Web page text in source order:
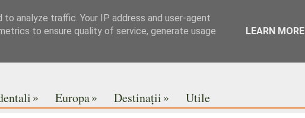
» Europa» Destinații» Utile
analyze traffic. Your IP address and user-agent
to ensure quality of service, generate usage
LEARN MORE